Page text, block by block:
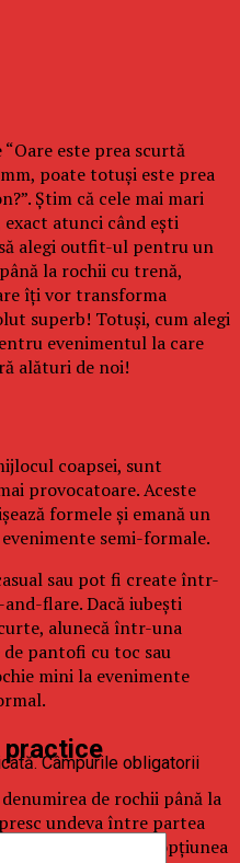
este prea scurtă
poate totuși este prea
Știm că cele mai mari
atunci când ești
alegi outfit-ul pentru un
la rochii cu trenă,
îți vor transforma
superb! Totuși, cum alegi
evenimentul la care
alături de noi!
coapsei, sunt
provocatoare. Aceste
formele și emană un
semi-formale.
sau pot fi create într-
flare. Dacă iubești
alunecă într-una
pantofi cu toc sau
mini la evenimente
practice
de rochii până la
undeva între partea
gambei, fiind opțiunea
Câmpurile obligatorii